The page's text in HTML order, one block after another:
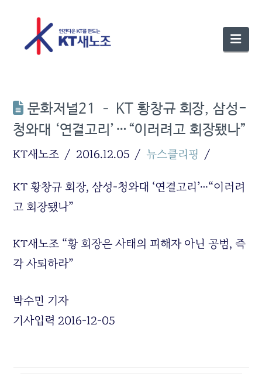
문화저널21 – KT 황창규 회장, 삼성-
청와대 ‘연결고리’…“이러려고 회장됐나”
KT새노조 2016.12.05 뉴스클리핑
KT 황창규 회장, 삼성-청와대 ‘연결고리’…“이러려
고 회장됐나”
KT새노조 “황 회장은 사태의 피해자 아닌 공범, 즉
각 사퇴하라”
박수민 기자
기사입력 2016-12-05